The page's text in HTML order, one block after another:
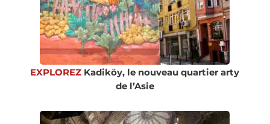
EXPLOREZ Kadiköy, le nouveau quartier arty
de l’Asie